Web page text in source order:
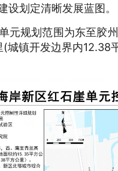
设划定清晰发展蓝图。
元规划范围为东至胶
城镇开发边界内12.38